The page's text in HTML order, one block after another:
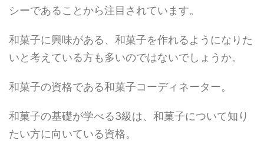
シーであることから注目されています。
和菓子に興味がある、和菓子を作れるようになりた
いと考えている方も多いのではないでしょうか。
和菓子の資格である和菓子コーディネーター。
和菓子の基礎が学べる3級は、和菓子について知り
たい方に向いている資格。